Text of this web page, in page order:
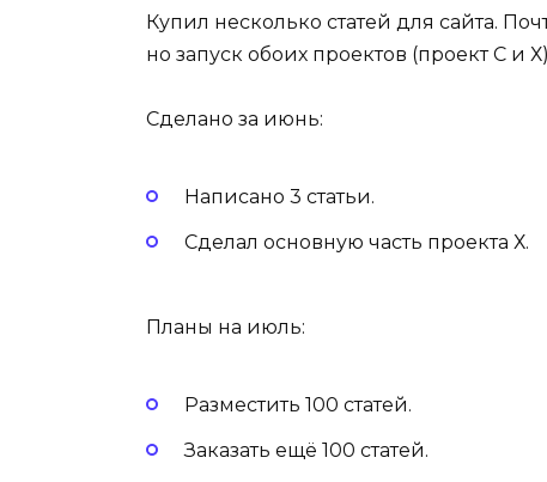
Купил несколько статей для сайта.
но запуск обоих проектов (проект С и
Сделано за июнь:
Написано 3 статьи.
Сделал основную часть проекта Х.
Планы на июль:
Разместить 100 статей.
Заказать ещё 100 статей.